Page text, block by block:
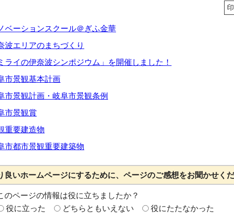
ベーションスクール＠ぎふ金華
波エリアのまちづくり
ライの伊奈波シンポジウム」を開催しました！
市景観基本計画
市景観計画・岐阜市景観条例
市景観賞
重要建造物
市都市景観重要建築物
良いホームページにするために、ページのご感想をお聞かせくだ
のページの情報は役に立ちましたか？
役に立った
どちらともいえない 役にたたなかった